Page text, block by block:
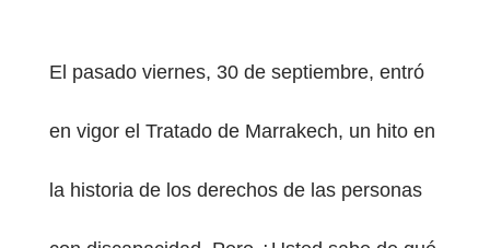
El pasado viernes, 30 de septiembre, entró
en vigor el Tratado de Marrakech, un hito en
la historia de los derechos de las personas